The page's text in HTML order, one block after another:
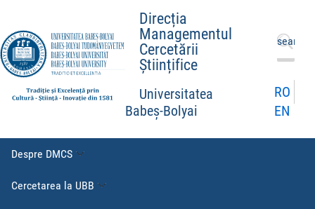
Direcția
Managementul
Cercetării
Științifice
Universitatea
Babeș-Bolyai
Caută
după:
RO
EN
Despre DMCS
Cercetarea la UBB